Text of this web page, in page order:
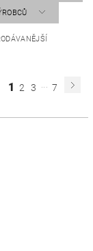
1 2 3 ... 7